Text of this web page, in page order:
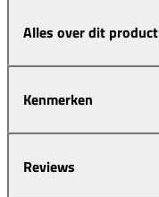
Alles over dit product
Kenmerken
Reviews